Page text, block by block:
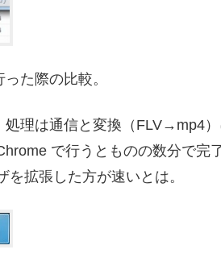
った際の比較。
理は通信と変換（FLV→mp4）
で行うとものの数分で完
拡張した方が速いとは。